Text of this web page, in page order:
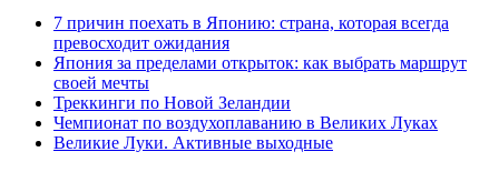
7 причин поехать в Японию: страна, которая всегда
превосходит ожидания
Япония за пределами открыток: как выбрать маршрут
своей мечты
Треккинги по Новой Зеландии
Чемпионат по воздухоплаванию в Великих Луках
Великие Луки. Активные выходные